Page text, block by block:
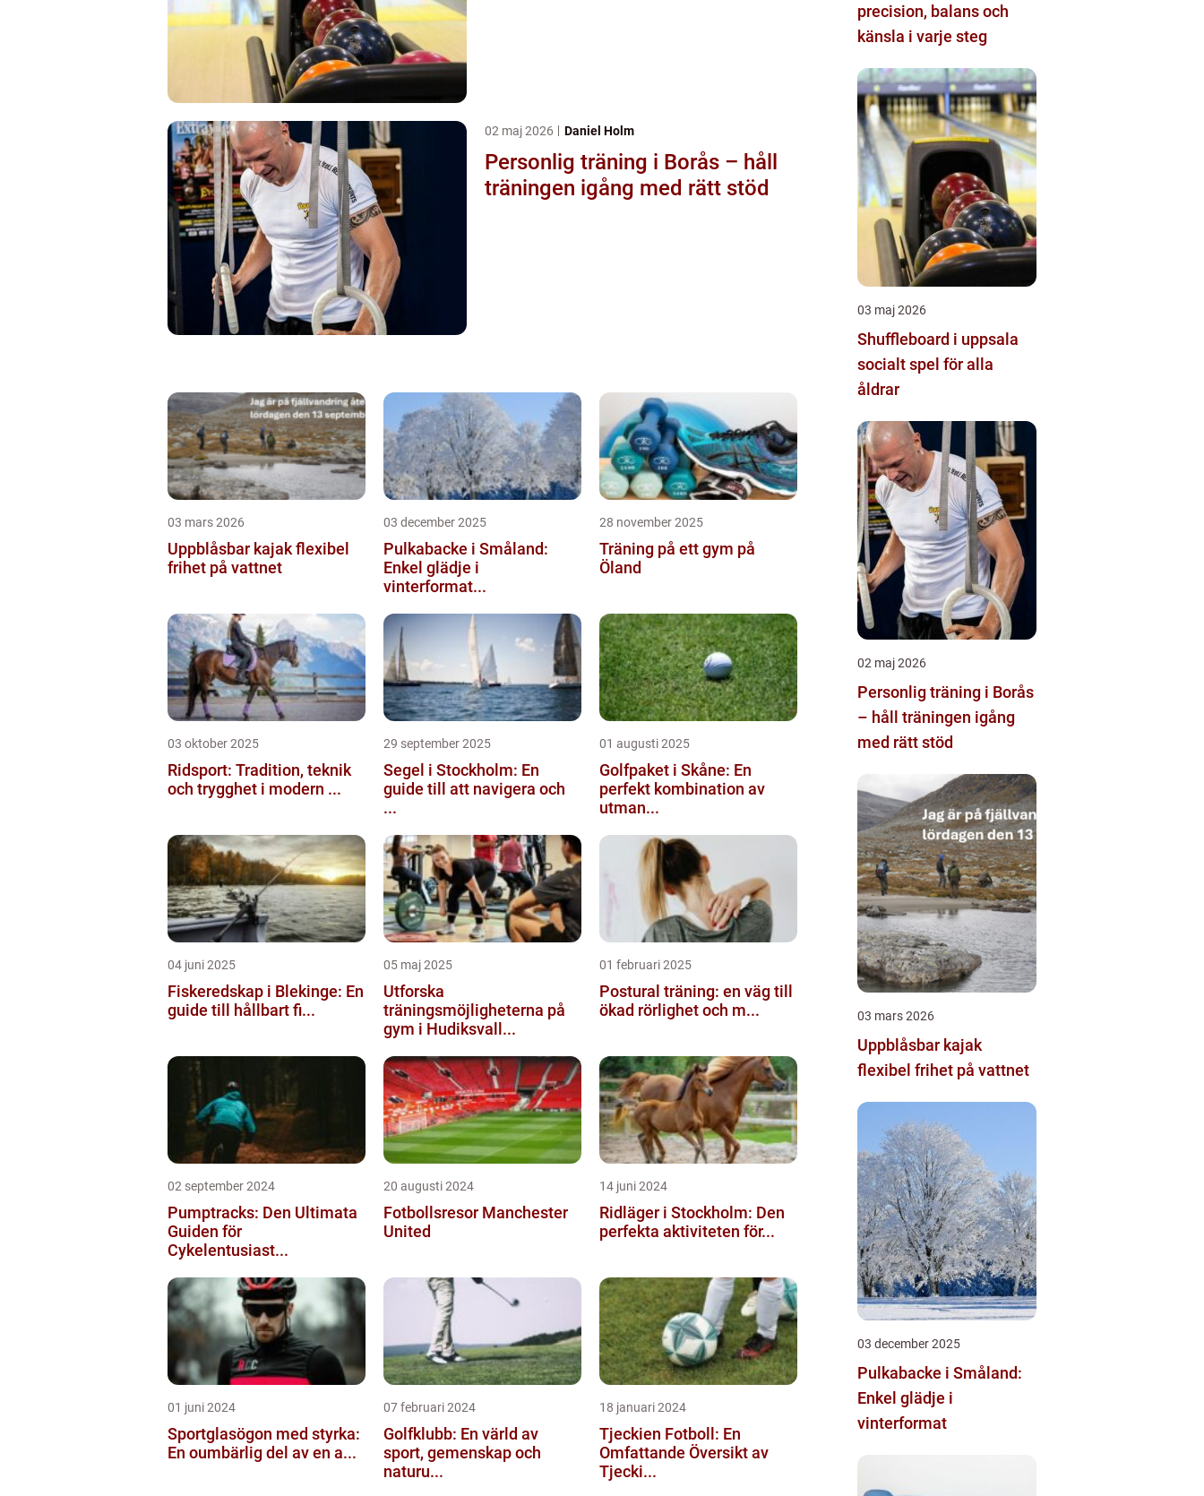
02 maj 2026 Daniel Holm
Personlig träning i Borås – håll
träningen igång med rätt stöd
03 mars 2026
Uppblåsbar kajak flexibel
frihet på vattnet
03 december 2025
Pulkabacke i Småland:
Enkel glädje i
vinterformat...
28 november 2025
Träning på ett gym på
Öland
03 oktober 2025
Ridsport: Tradition, teknik
och trygghet i modern ...
29 september 2025
Segel i Stockholm: En
guide till att navigera och
...
01 augusti 2025
Golfpaket i Skåne: En
perfekt kombination av
utman...
04 juni 2025
Fiskeredskap i Blekinge: En
guide till hållbart fi...
05 maj 2025
Utforska
träningsmöjligheterna på
gym i Hudiksvall...
01 februari 2025
Postural träning: en väg till
ökad rörlighet och m...
02 september 2024
Pumptracks: Den Ultimata
Guiden för
Cykelentusiast...
20 augusti 2024
Fotbollsresor Manchester
United
14 juni 2024
Ridläger i Stockholm: Den
perfekta aktiviteten för...
01 juni 2024
Sportglasögon med styrka:
En oumbärlig del av en a...
07 februari 2024
Golfklubb: En värld av
sport, gemenskap och
naturu...
18 januari 2024
Tjeckien Fotboll: En
Omfattande Översikt av
Tjecki...
precision, balans och
känsla i varje steg
03 maj 2026
Shuffleboard i uppsala
socialt spel för alla
åldrar
02 maj 2026
Personlig träning i Borås
– håll träningen igång
med rätt stöd
03 mars 2026
Uppblåsbar kajak
flexibel frihet på vattnet
03 december 2025
Pulkabacke i Småland:
Enkel glädje i
vinterformat